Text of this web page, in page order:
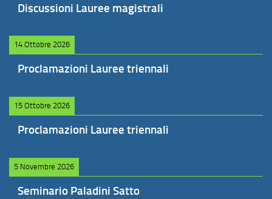
Discussioni Lauree magistrali
14 Ottobre 2026
Proclamazioni Lauree triennali
15 Ottobre 2026
Proclamazioni Lauree triennali
5 Novembre 2026
Seminario Paladini Satto